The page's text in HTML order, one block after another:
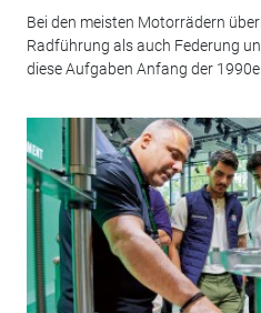
Bei den meisten Motorrädern
Radführung als auch Federung
diese Aufgaben Anfang der